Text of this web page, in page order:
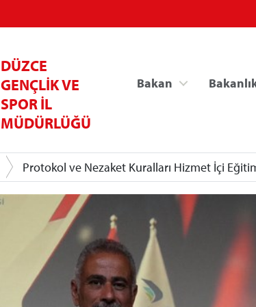
DÜZCE
GENÇLİK VE
SPOR İL
MÜDÜRLÜĞÜ
Bakan
Protokol ve Nezaket Kuralları Hizmet İçi
Spor Bilgi